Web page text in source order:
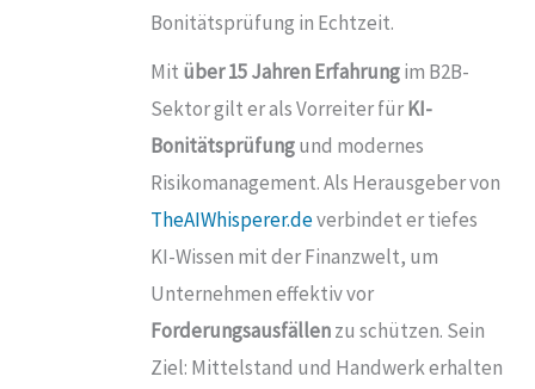
Bonitätsprüfung in Echtzeit.
Mit über 15 Jahren Erfahrungim B2B-
Sektor gilt er als Vorreiter fürKI-
Bonitätsprüfungund modernes
Risikomanagement. Als Herausgeber von
TheAIWhisperer.deverbindet er tiefes
KI-Wissen mit der Finanzwelt, um
Unternehmen effektiv vor
Forderungsausfällenzu schützen. Sein
Ziel: Mittelstand und Handwerk erhalten